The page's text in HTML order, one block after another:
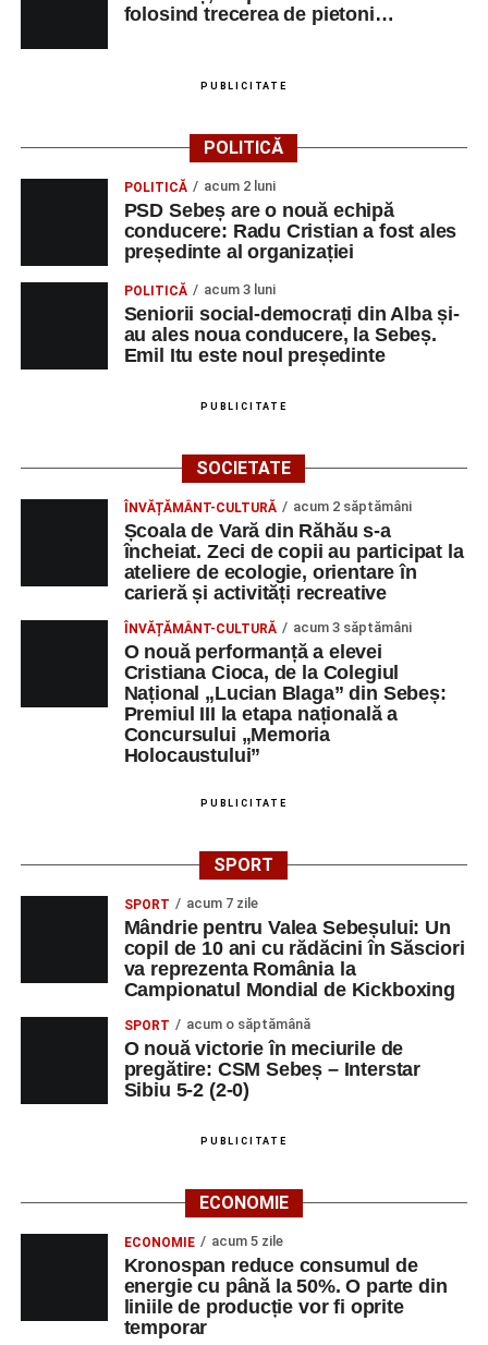
folosind trecerea de pietoni…
PUBLICITATE
POLITICĂ
POLITICĂ acum 2 luni
PSD Sebeș are o nouă echipă
conducere: Radu Cristian a fost ales
președinte al organizației
POLITICĂ acum 3 luni
Seniorii social-democrați din Alba și-
au ales noua conducere, la Sebeș.
Emil Itu este noul președinte
PUBLICITATE
SOCIETATE
ÎNVĂȚĂMÂNT-CULTURĂ acum 2 săptămâni
Școala de Vară din Răhău s-a
încheiat. Zeci de copii au participat la
ateliere de ecologie, orientare în
carieră și activități recreative
ÎNVĂȚĂMÂNT-CULTURĂ acum 3 săptămâni
O nouă performanță a elevei
Cristiana Cioca, de la Colegiul
Național „Lucian Blaga” din Sebeș:
Premiul III la etapa națională a
Concursului „Memoria
Holocaustului”
PUBLICITATE
SPORT
SPORT acum 7 zile
Mândrie pentru Valea Sebeșului: Un
copil de 10 ani cu rădăcini în Săsciori
va reprezenta România la
Campionatul Mondial de Kickboxing
SPORT acum o săptămână
O nouă victorie în meciurile de
pregătire: CSM Sebeș – Interstar
Sibiu 5-2 (2-0)
PUBLICITATE
ECONOMIE
ECONOMIE acum 5 zile
Kronospan reduce consumul de
energie cu până la 50%. O parte din
liniile de producție vor fi oprite
temporar